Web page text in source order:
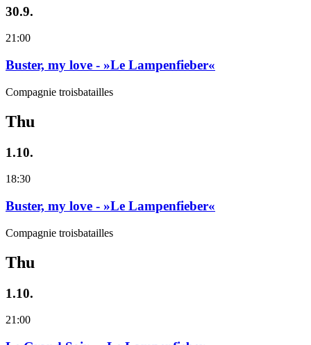
30.9.
21:00
Buster, my love - »Le Lampenfieber«
Compagnie troisbatailles
Thu
1.10.
18:30
Buster, my love - »Le Lampenfieber«
Compagnie troisbatailles
Thu
1.10.
21:00